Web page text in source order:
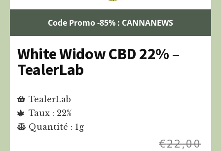
Code Promo -85% : CANNANEWS
White Widow CBD 22% –
TealerLab
TealerLab
Taux : 22%
Quantité : 1g
€22,00